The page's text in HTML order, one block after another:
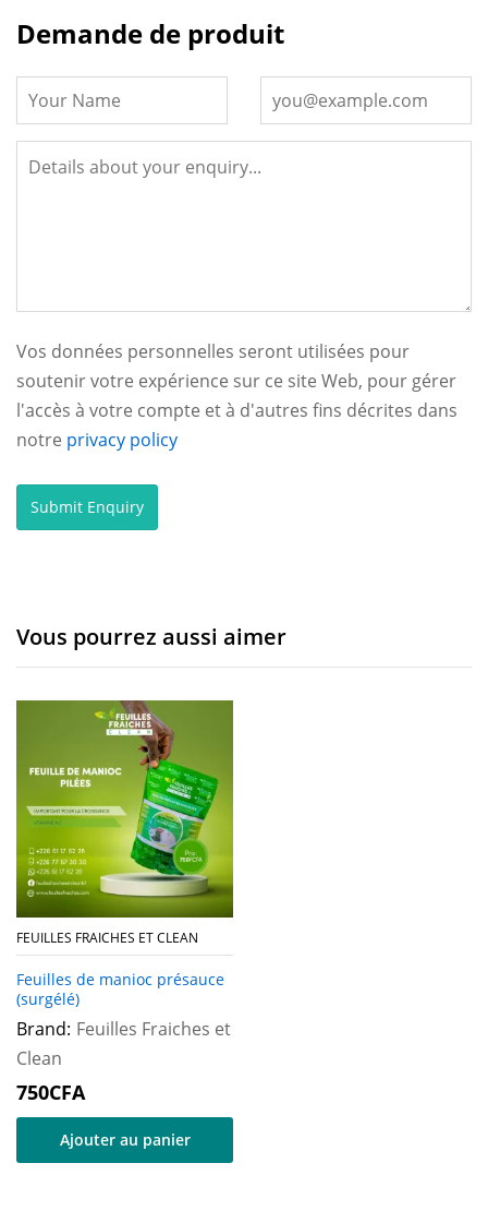
Demande de produit
Vos données personnelles seront utilisées pour
soutenir votre expérience sur ce site Web, pour gérer
l'accès à votre compte et à d'autres fins décrites dans
notre privacy policy
Vous pourrez aussi aimer
FEUILLES FRAICHES ET CLEAN
Feuilles de manioc présauce
(surgélé)
Brand: Feuilles Fraiches et
Clean
750CFA
Ajouter au panier